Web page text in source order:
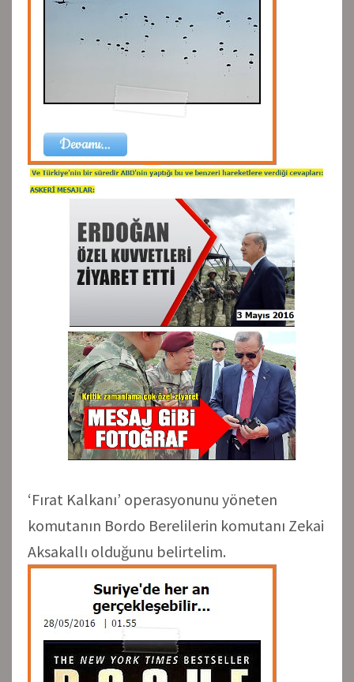
‘Fırat Kalkanı’ operasyonunu yöneten
komutanın Bordo Berelilerin komutanı Zekai
Aksakallı olduğunu belirtelim.